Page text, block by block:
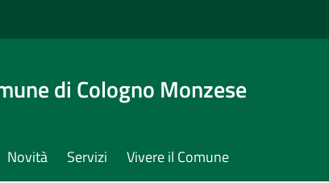
di Cologno Monzese
Novità Servizi Vivere il Comune